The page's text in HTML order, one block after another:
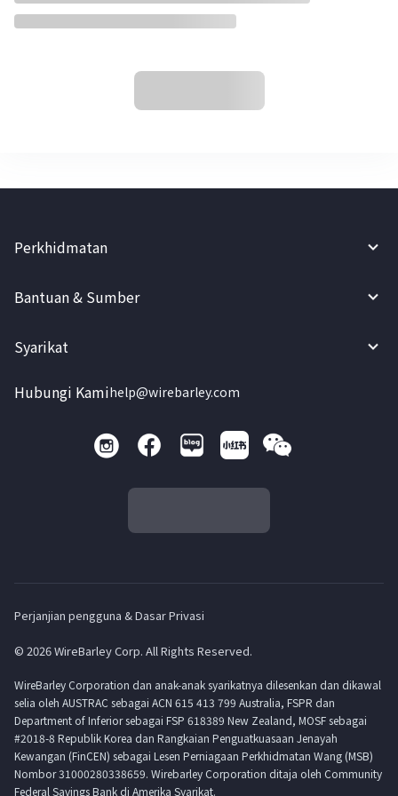
Perkhidmatan
Bantuan & Sumber
Syarikat
Hubungi Kamihelp@wirebarley.com
Perjanjian pengguna & Dasar Privasi
© 2026 WireBarley Corp. All Rights Reserved.
WireBarley Corporation dan anak-anak syarikatnya dilesenkan dan dikawal
selia oleh AUSTRAC sebagai ACN 615 413 799 Australia, FSPR dan
Department of Inferior sebagai FSP 618389 New Zealand, MOSF sebagai
#2018-8 Republik Korea dan Rangkaian Penguatkuasaan Jenayah
Kewangan (FinCEN) sebagai Lesen Perniagaan Perkhidmatan Wang (MSB)
Nombor 31000280338659. Wirebarley Corporation ditaja oleh Community
Federal Savings Bank di Amerika Syarikat.